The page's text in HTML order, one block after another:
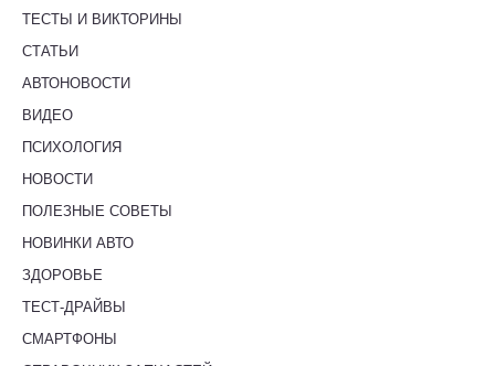
ТЕСТЫ И ВИКТОРИНЫ
СТАТЬИ
АВТОНОВОСТИ
ВИДЕО
ПСИХОЛОГИЯ
НОВОСТИ
ПОЛЕЗНЫЕ СОВЕТЫ
НОВИНКИ АВТО
ЗДОРОВЬЕ
ТЕСТ-ДРАЙВЫ
СМАРТФОНЫ